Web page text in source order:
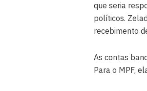
que seria
políticos.
recebimento
As contas
Para o MPF,